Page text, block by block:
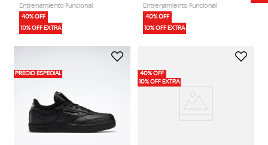
Entrenamiento Funcional
40% OFF
10% OFF EXTRA
Entrenamiento Funcional
40% OFF
10% OFF EXTRA
PRECIO ESPECIAL
40% OFF
10% OFF EXTRA